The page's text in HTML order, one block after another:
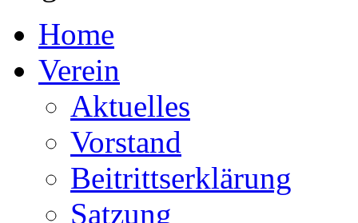
Home
Verein
Aktuelles
Vorstand
Beitrittserklärung
Satzung